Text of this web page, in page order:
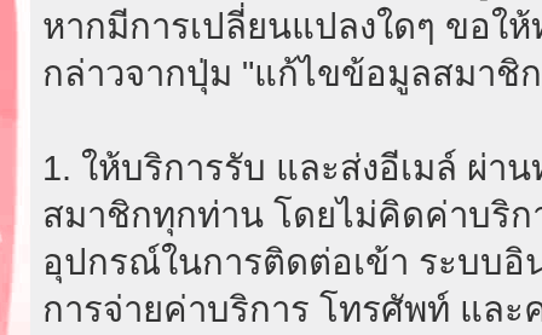
หากมีการเปลี่ยนแปลงใดๆ ขอใ
กล่าวจากปุ่ม "แก้ไขข้อมูลสมาชิ
1. ให้บริการรับ และส่งอีเมล์ ผ่า
สมาชิกทุกท่าน โดยไม่คิดค่าบริก
อุปกรณ์ในการติดต่อเข้า ระบบอิ
การจ่ายค่าบริการ โทรศัพท์ และ